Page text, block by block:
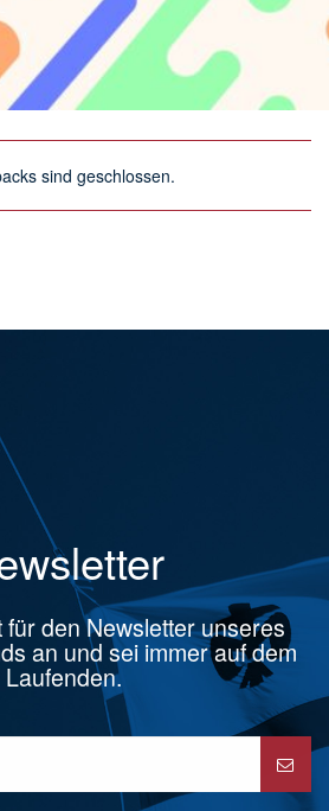
sind geschlossen.
für den Newsletter unseres
an und sei immer auf dem
Laufenden.